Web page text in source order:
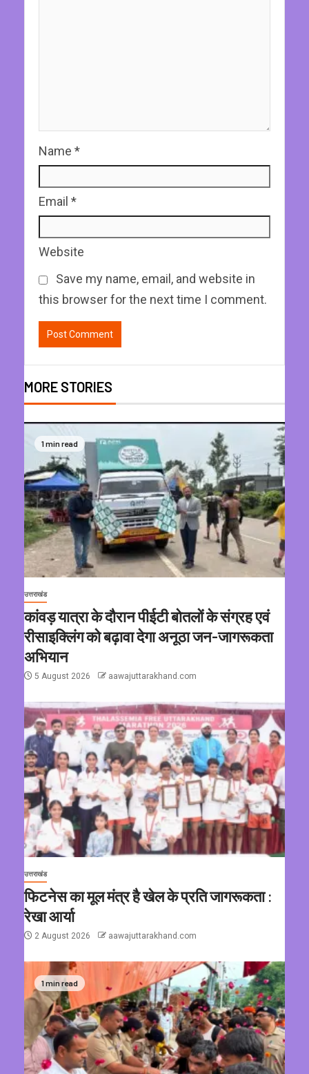
Name *
Email *
Website
Save my name, email, and website in
this browser for the next time I comment.
MORE STORIES
1 min read
उत्तराखंड
कांवड़ यात्रा के दौरान पीईटी बोतलों के संग्रह एवं
रीसाइक्लिंग को बढ़ावा देगा अनूठा जन-जागरूकता
अभियान
5 August 2026 aawajuttarakhand.com
उत्तराखंड
फिटनेस का मूल मंत्र है खेल के प्रति जागरूकता :
रेखा आर्या
2 August 2026 aawajuttarakhand.com
1 min read